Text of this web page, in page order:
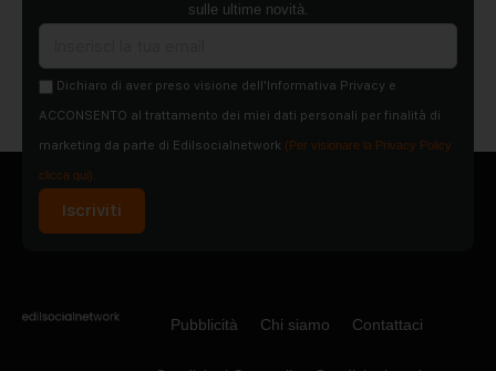
sulle ultime novità.
Dichiaro di aver preso visione dell'Informativa Privacy e
ACCONSENTO al trattamento dei miei dati personali per finalità di
marketing da parte di Edilsocialnetwork (Per visionare la Privacy Policy
clicca qui).
Iscriviti
Pubblicità Chi siamo Contattaci